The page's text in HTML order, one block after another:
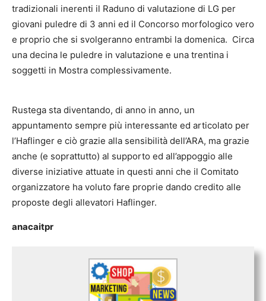
tradizionali inerenti il Raduno di valutazione di LG per
giovani puledre di 3 anni ed il Concorso morfologico vero
e proprio che si svolgeranno entrambi la domenica. Circa
una decina le puledre in valutazione e una trentina i
soggetti in Mostra complessivamente.
Rustega sta diventando, di anno in anno, un
appuntamento sempre più interessante ed articolato per
l’Haflinger e ciò grazie alla sensibilità dell’ARA, ma grazie
anche (e soprattutto) al supporto ed all’appoggio alle
diverse iniziative attuate in questi anni che il Comitato
organizzatore ha voluto fare proprie dando credito alle
proposte degli allevatori Haflinger.
anacaitpr